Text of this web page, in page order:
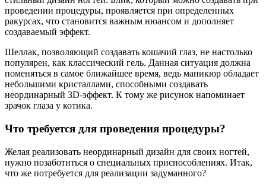
проведении процедуры, проявляется при определенных
ракурсах, что становится важным нюансом и дополняет
создаваемый эффект.
Шеллак, позволяющий создавать кошачий глаз, не настолько
популярен, как классический гель. Данная ситуация должна
поменяться в самое ближайшее время, ведь маникюр обладает
небольшими кристаллами, способными создавать
неординарный 3D-эффект. К тому же рисунок напоминает
зрачок глаза у котика.
Что требуется для проведения процедуры?
Желая реализовать неординарный дизайн для своих ногтей,
нужно позаботиться о специальных приспособлениях. Итак,
что же потребуется для реализации задуманного?